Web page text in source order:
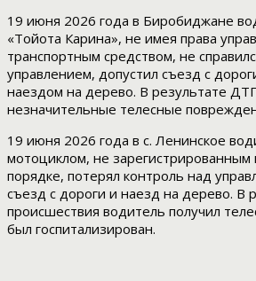
19 июня 2026 года в Биробиджане
«Тойота Карина», не имея права
транспортным средством, не
управлением, допустил съезд с
наездом на дерево. В результате
незначительные телесные
19 июня 2026 года в с. Ленинское
мотоциклом, не зарегистрированным
порядке, потерял контроль над
съезд с дороги и наезд на дерево. В
происшествия водитель получил
был госпитализирован.